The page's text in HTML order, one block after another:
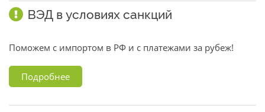
ВЭД в условиях санкций
Поможем с импортом в РФ и с платежами за рубеж!
Подробнее